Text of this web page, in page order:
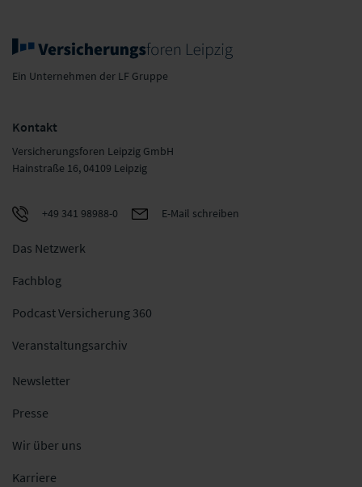
Ein Unternehmen der LF Gruppe
Kontakt
Versicherungsforen Leipzig GmbH
Hainstraße 16, 04109 Leipzig
+49 341 98988-0 E-Mail schreiben
Das Netzwerk
Fachblog
Podcast Versicherung 360
Veranstaltungsarchiv
Newsletter
Presse
Wir über uns
Karriere